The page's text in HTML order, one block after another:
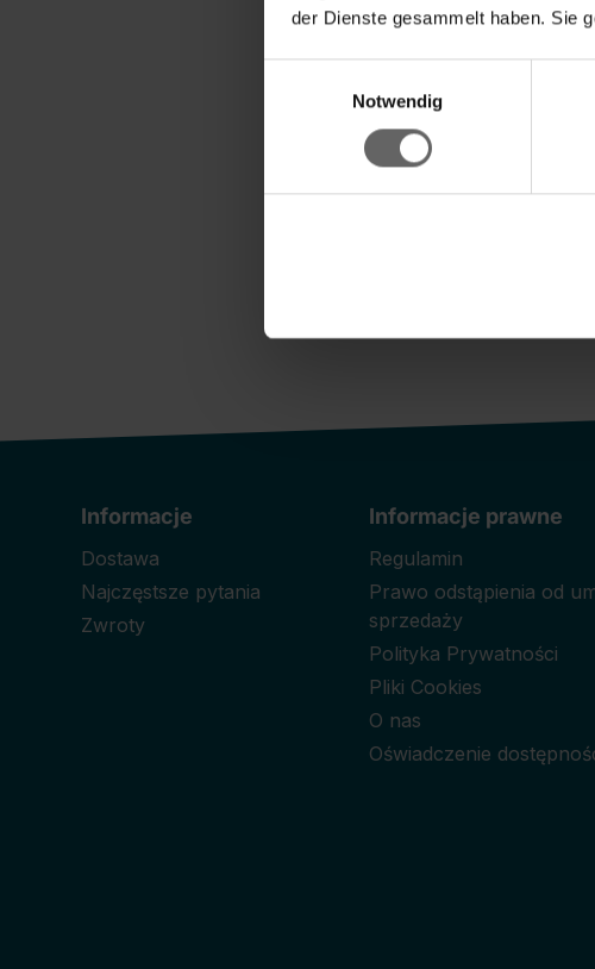
der Dienste gesammelt haben. Sie
Notwendig
Informacje
Dostawa
Najczęstsze pytania
Zwroty
Informacje prawne
Regulamin
Prawo odstąpienia od
sprzedaży
Polityka Prywatności
Pliki Cookies
O nas
Oświadczenie